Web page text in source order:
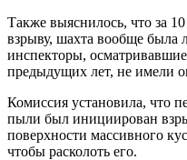
Также выяснилось, что за
взрыву, шахта вообще была
инспекторы,
предыдущих лет, не имели
Комиссия установила, что
пыли был инициирован
поверхности массивного
чтобы расколоть его.